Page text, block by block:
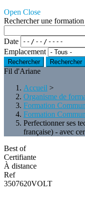
Open Close
Rechercher une formation
Date
Emplacement
Rechercher
Fil d'Ariane
Accueil >
Organisme de
Formation
Formation
Perfectionner ses
française) - avec
Best of
Certifiante
À distance
Ref
3507620VOLT